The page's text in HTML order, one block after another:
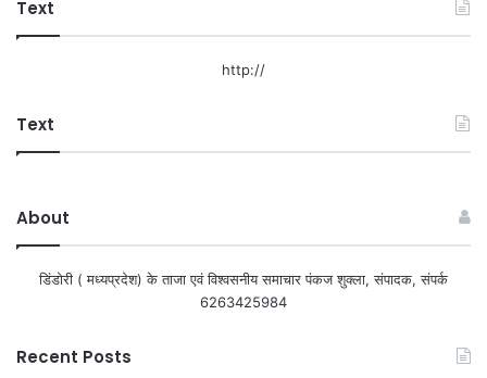
Text
http://
Text
About
डिंडोरी ( मध्यप्रदेश) के ताजा एवं विश्वसनीय समाचार पंकज शुक्ला, संपादक, संपर्क
6263425984
Recent Posts